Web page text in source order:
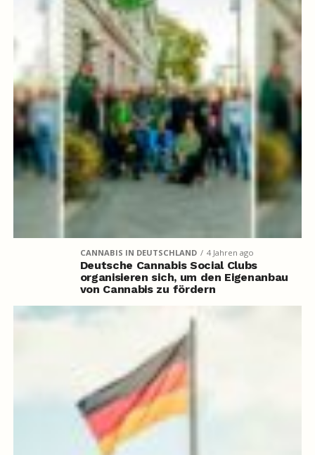
CANNABIS IN DEUTSCHLAND 4 Jahren ago
Deutsche Cannabis Social Clubs
organisieren sich, um den Eigenanbau
von Cannabis zu fördern